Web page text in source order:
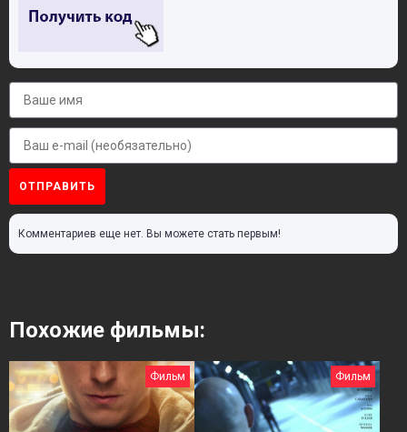
ОТПРАВИТЬ
Комментариев еще нет. Вы можете стать первым!
Похожие фильмы:
Фильм Фильм